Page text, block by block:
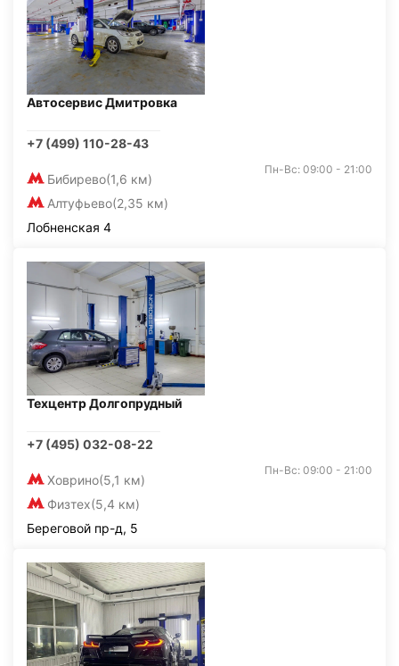
Автосервис Дмитровка
+7 (499) 110-28-43
Бибирево(1,6 км)
Алтуфьево(2,35 км)
Пн-Вс: 09:00 - 21:00
Лобненская 4
Техцентр Долгопрудный
+7 (495) 032-08-22
Ховрино(5,1 км)
Физтех(5,4 км)
Пн-Вс: 09:00 - 21:00
Береговой пр-д, 5